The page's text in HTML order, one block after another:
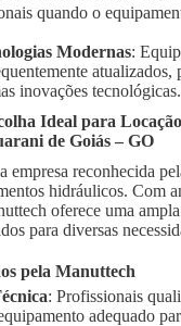
quando o
Modernas:
atualizados,
inovações tecnológicas.
Ideal para
de Goiás – GO
empresa reconhecida
hidráulicos. Com
oferece uma
para diversas
pela Manuttech
: Profissionais
adequado